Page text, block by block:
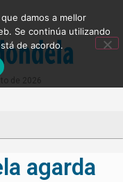
agarda
damos a mellor
Se continúa utilizando
de acordo.